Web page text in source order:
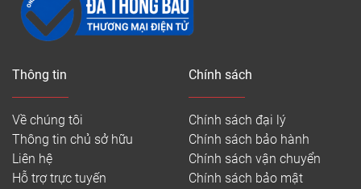
Thông tin
Về chúng tôi
Thông tin chủ sở hữu
Liên hệ
Hỗ trợ trực tuyến
Chính sách
Chính sách đại lý
Chính sách bảo hành
Chính sách vận chuyển
Chính sách bảo mật